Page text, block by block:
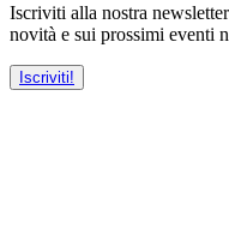
Iscriviti alla nostra
novità e sui prossimi eventi
Iscriviti!